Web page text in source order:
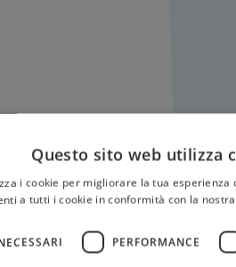
Questo sito web utilizza
i cookie per migliorare la tua
a tutti i cookie in conformità con la
PERFORMANCE